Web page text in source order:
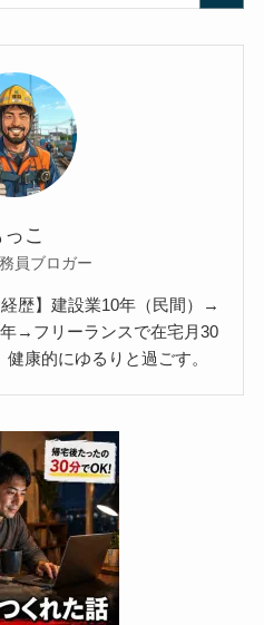
っこ
員ブロガー
歴】建設業10年（民間）→
→フリーランスで在宅月30
康的にゆるりと過ごす。